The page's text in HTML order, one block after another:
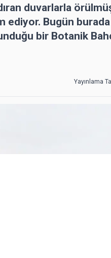
duvarlarla
ediyor. Bugün
bir Botanik
Yayınlama